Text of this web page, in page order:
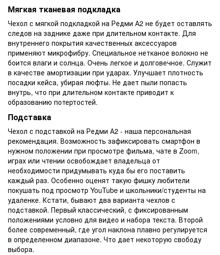
Мягкая тканевая подкладка
Чехол с мягкой подкладкой на Редми А2 не будет оставлять
следов на заднике даже при длительном контакте. Для
внутреннего покрытия качественных аксессуаров
применяют микрофибру. Специальное нетканое волокно не
боится влаги и солнца. Очень легкое и долговечное. Служит
в качестве амортизации при ударах. Улучшает плотность
посадки кейса, убирая люфты. Не дает пыли попасть
внутрь, что при длительном контакте приводит к
образованию потертостей.
Подставка
Чехол с подставкой на Редми А2 - наша персональная
рекомендация. Возможность зафиксировать смартфон в
нужном положении при просмотре фильма, чате в Zoom,
играх или чтении освобождает владельца от
необходимости придумывать куда бы его поставить
каждый раз. Особенно оценят такую фишку любители
покушать под просмотр YouTube и школьники/студенты на
удаленке. Кстати, бывают два варианта чехлов с
подставкой. Первый классический, с фиксированным
положениями условно для видео и набора текста. Второй
более современный, где угол наклона плавно регулируется
в определенном диапазоне. Что дает некоторую свободу
выбора.